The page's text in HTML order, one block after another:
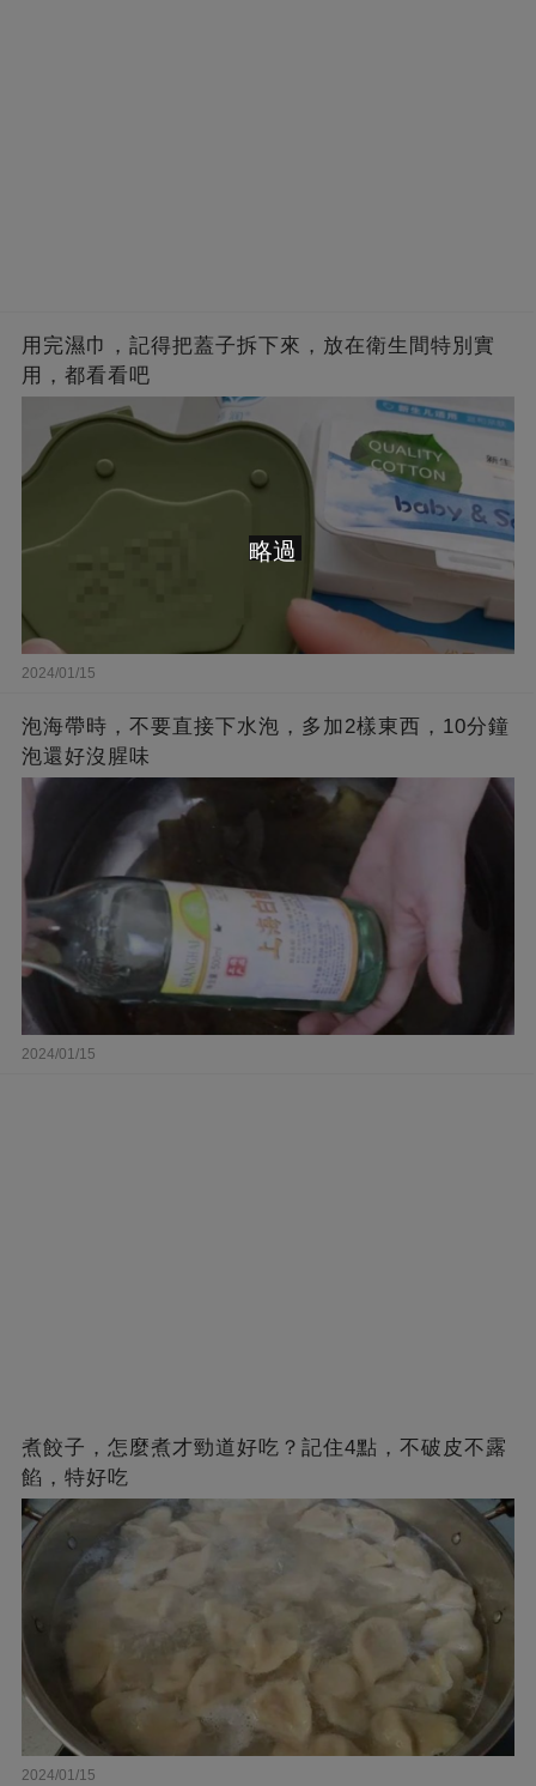
用完濕巾，記得把蓋子拆下來，放在衛生間特別實
用，都看看吧
2024/01/15
泡海帶時，不要直接下水泡，多加2樣東西，10分鐘
泡還好沒腥味
2024/01/15
煮餃子，怎麼煮才勁道好吃？記住4點，不破皮不露
餡，特好吃
2024/01/15
略過